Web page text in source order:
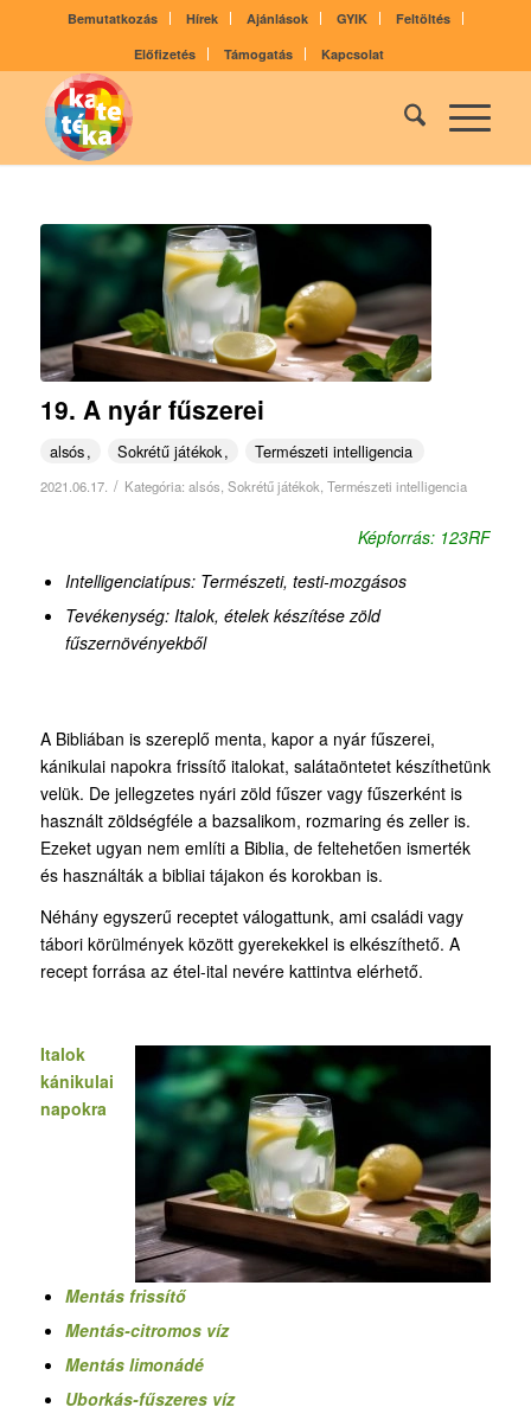
Bemutatkozás Hírek Ajánlások GYIK
Feltöltés
Előfizetés
Támogatás Kapcsolat
19. A nyár fűszerei
alsós Sokrétű játékok Természeti intelligencia
2021.06.17. / Kategória: alsós Sokrétű játékok Természeti intelligencia
Képforrás: 123RF
Intelligenciatípus: Természeti, testi-mozgásos
Tevékenység: Italok, ételek készítése zöld
fűszernövényekből
A Bibliában is szereplő menta, kapor a nyár fűszerei,
kánikulai napokra frissítő italokat, salátaöntetet készíthetünk
velük. De jellegzetes nyári zöld fűszer vagy fűszerként is
használt zöldségféle a bazsalikom, rozmaring és zeller is.
Ezeket ugyan nem említi a Biblia, de feltehetően ismerték
és használták a bibliai tájakon és korokban is.
Néhány egyszerű receptet válogattunk, ami családi vagy
tábori körülmények között gyerekekkel is elkészíthető. A
recept forrása az étel-ital nevére kattintva elérhető.
Italok
kánikulai
napokra
Mentás frissítő
Mentás-citromos víz
Mentás limonádé
Uborkás-fűszeres víz